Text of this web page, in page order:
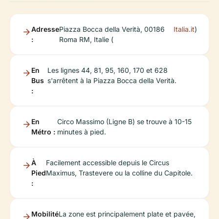
Adresse
:
Piazza Bocca della Verità, 00186
Roma RM, Italie (
Italia.it)
En
Bus
:
Les lignes 44, 81, 95, 160, 170 et 628
s'arrêtent à la Piazza Bocca della Verità.
En
Métro :
Circo Massimo (Ligne B) se trouve à 10-15
minutes à pied.
À
Pied
:
Facilement accessible depuis le Circus
Maximus, Trastevere ou la colline du Capitole.
MobilitéLa zone est principalement plate et pavée,